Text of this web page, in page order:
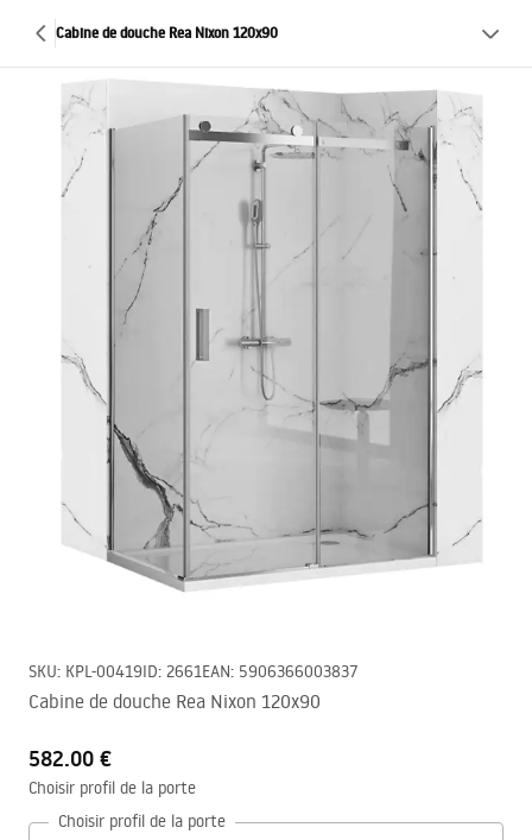
Cabine de douche Rea Nixon 120x90
SKU: KPL-00419ID: 2661EAN: 5906366003837
Cabine de douche Rea Nixon 120x90
582.00 €
Choisir profil de la porte
Choisir profil de la porte